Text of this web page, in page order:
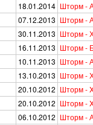
18.01.2014 Шторм -
07.12.2013 Шторм -
30.11.2013 Шторм -
16.11.2013 Шторм -
10.11.2013 Шторм -
13.10.2013 Шторм -
20.10.2012 Шторм -
20.10.2012 Шторм -
06.10.2012 Шторм -